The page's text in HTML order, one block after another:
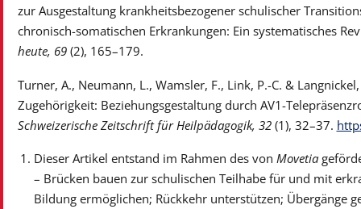
zur Ausgestaltung krankheitsbezogener schulischer
chronisch-somatischen Erkrankungen: Ein systematisches
heute, 69(2), 165–179.
Turner, A., Neumann, L., Wamsler, F., Link, P.-C. &
Zugehörigkeit: Beziehungsgestaltung durch AV1-
Schweizerische Zeitschrift für Heilpädagogik, 32 (1), 32–37.
Dieser Artikel entstand im Rahmen des von Movetia
– Brücken bauen zur schulischen Teilhabe für und mit
Bildung ermöglichen; Rückkehr unterstützen; Übergänge